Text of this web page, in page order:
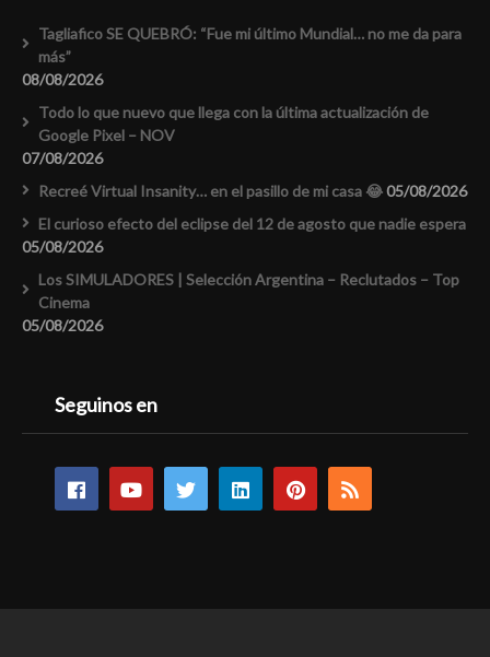
Tagliafico SE QUEBRÓ: “Fue mi último Mundial… no me da para
más”
08/08/2026
Todo lo que nuevo que llega con la última actualización de
Google Pixel – NOV
07/08/2026
Recreé Virtual Insanity… en el pasillo de mi casa 😂05/08/2026
El curioso efecto del eclipse del 12 de agosto que nadie espera
05/08/2026
Los SIMULADORES | Selección Argentina – Reclutados – Top
Cinema
05/08/2026
Seguinos en